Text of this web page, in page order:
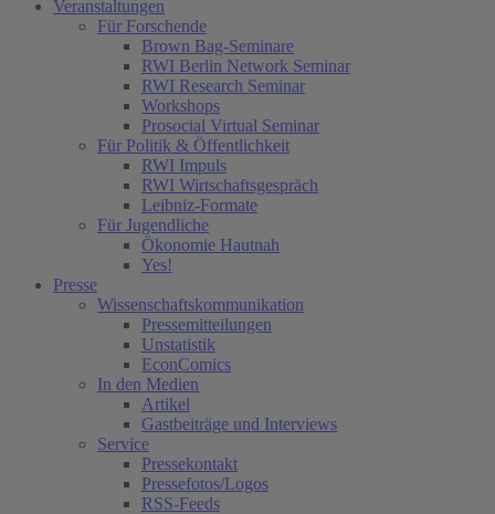
Veranstaltungen
Für Forschende
Brown Bag-Seminare
RWI Berlin Network Seminar
RWI Research Seminar
Workshops
Prosocial Virtual Seminar
Für Politik & Öffentlichkeit
RWI Impuls
RWI Wirtschaftsgespräch
Leibniz-Formate
Für Jugendliche
Ökonomie Hautnah
Yes!
Presse
Wissenschaftskommunikation
Pressemitteilungen
Unstatistik
EconComics
In den Medien
Artikel
Gastbeiträge und Interviews
Service
Pressekontakt
Pressefotos/Logos
RSS-Feeds